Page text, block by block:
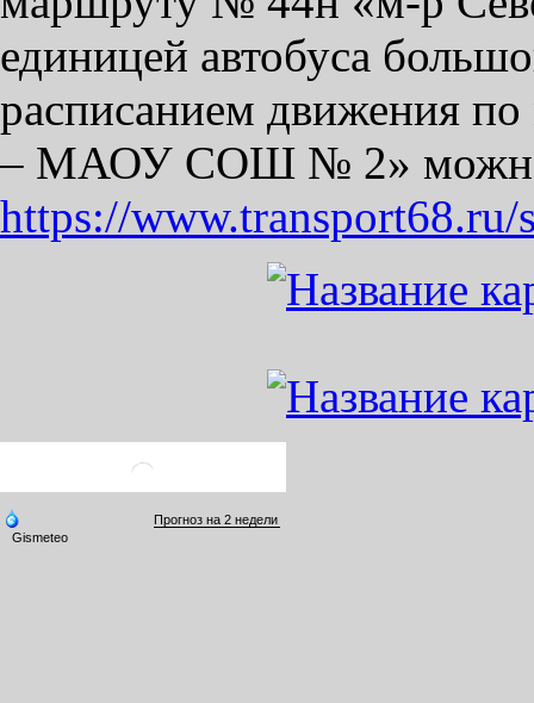
единицей автобуса
расписанием движения
– МАОУ СОШ № 2» можно
https://